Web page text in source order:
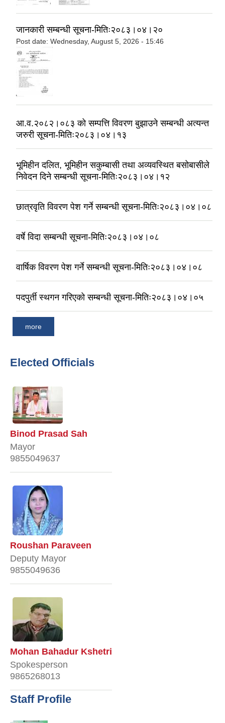
जानकारी सम्बन्धी सूचना-मितिः२०८३।०४।२०
Post date: Wednesday, August 5, 2026 - 15:46
आ.व.२०८२।०८३ को सम्पत्ति विवरण बुझाउने सम्बन्धी अत्यन्त
जरुरी सूचना-मितिः२०८३।०४।१३
भूमिहीन दलित, भूमिहीन सकुम्बासी तथा अव्यवस्थित बसोबासीले
निवेदन दिने सम्बन्धी सूचना-मितिः२०८३।०४।१२
छात्रवृति विवरण पेश गर्ने सम्बन्धी सूचना-मितिः२०८३।०४।०८
वर्षे विदा सम्बन्धी सूचना-मितिः२०८३।०४।०८
वार्षिक विवरण पेश गर्ने सम्बन्धी सूचना-मितिः२०८३।०४।०८
पदपुर्ती स्थगन गरिएको सम्बन्धी सूचना-मितिः२०८३।०४।०५
more
Elected Officials
Binod Prasad Sah
Mayor
9855049637
Roushan Paraveen
Deputy Mayor
9855049636
Mohan Bahadur Kshetri
Spokesperson
9865268013
Staff Profile